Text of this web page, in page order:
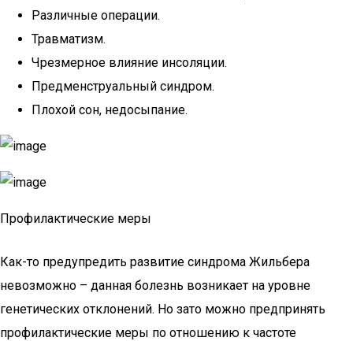
Различные операции.
Травматизм.
Чрезмерное влияние инсоляции.
Предменструальный синдром.
Плохой сон, недосыпание.
Профилактические меры
Как-то предупредить развитие синдрома Жильбера
невозможно – данная болезнь возникает на уровне
генетических отклонений. Но зато можно предпринять
профилактические меры по отношению к частоте